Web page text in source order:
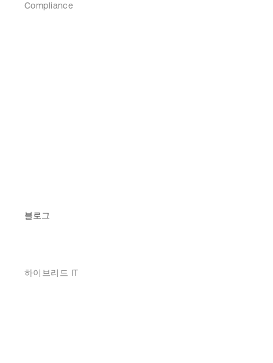
Compliance
블로그
하이브리드 IT